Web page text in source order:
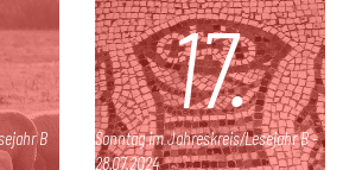
B
17.
Sonntag im Jahreskreis/Lesejahr B -
28.07.2024